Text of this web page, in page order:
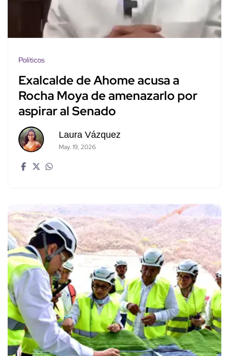
Políticos
Exalcalde de Ahome acusa a
Rocha Moya de amenazarlo por
aspirar al Senado
Laura Vázquez
May. 19, 2026